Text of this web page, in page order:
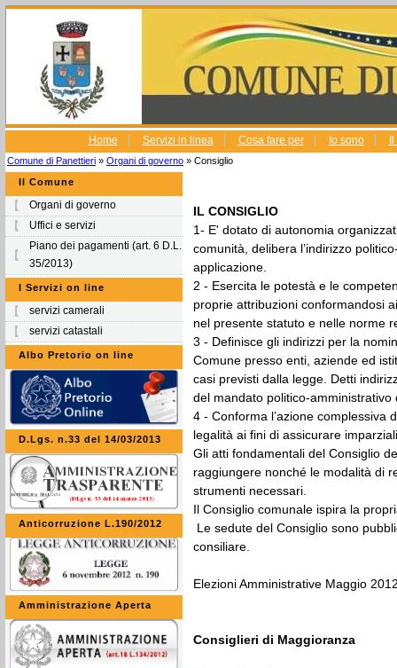
Home Servizi in linea Cosa fare per Io sono
Comune di Panettieri » Organi di governo » Consiglio
Il Comune
Organi di governo
Uffici e servizi
Piano dei pagamenti (art. 6 D.L.
35/2013)
I Servizi on line
servizi camerali
servizi catastali
Albo Pretorio on line
D.Lgs. n.33 del 14/03/2013
Anticorruzione L.190/2012
Amministrazione Aperta
IL CONSIGLIO
1- E' dotato di autonomia
comunità, delibera l’indirizzo
applicazione.
2 - Esercita le potestà e le
proprie attribuzioni conformandosi
nel presente statuto e nelle norme
3 - Definisce gli indirizzi per la
Comune presso enti, aziende ed
casi previsti dalla legge. Detti
del mandato politico-
4 - Conforma l’azione complessiva
legalità ai fini di assicurare
Gli atti fondamentali del Consiglio
raggiungere nonché le modalità di
strumenti necessari.
Il Consiglio comunale ispira la
Le sedute del Consiglio sono
consiliare.
Elezioni Amministrative Maggio
Consiglieri di Maggioranza